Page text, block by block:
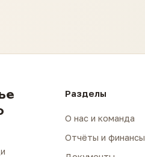
Разделы
О нас и команда
Отчёты и финансы